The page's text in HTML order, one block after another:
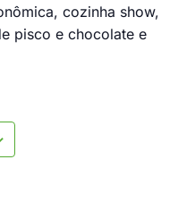
cozinha show,
pisco e chocolate e